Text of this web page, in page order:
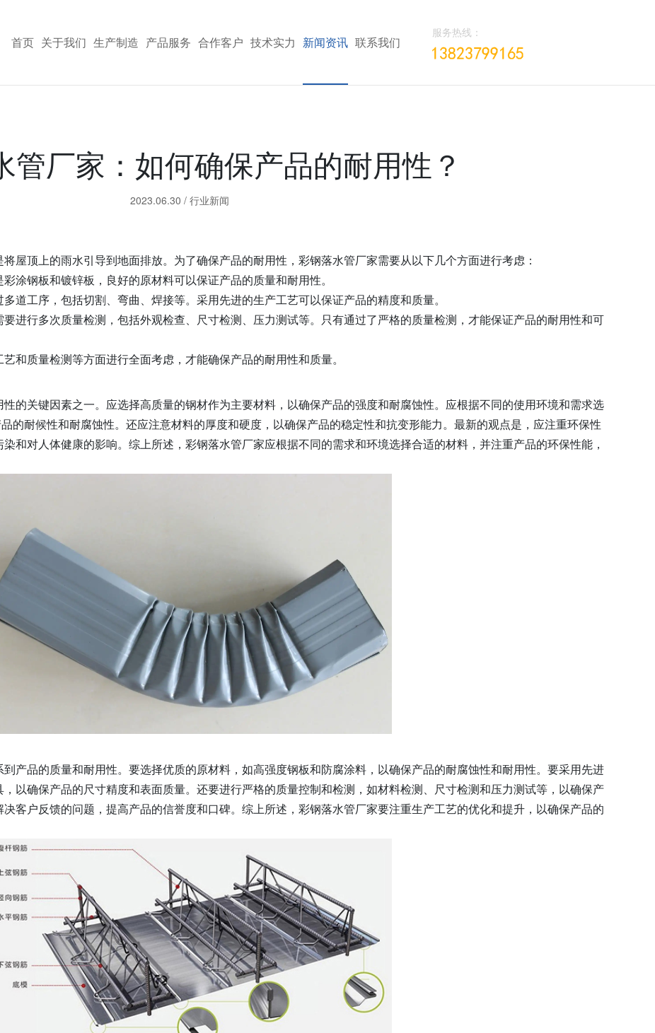
首页 关于我们 生产制造 产品服务 合作客户 技术实力 新闻资讯 联系我们
服务热线：
管厂家：如何确保产品的耐用性？
2023.06.30 / 行业新闻
屋顶上的雨水引导到地面排放。为了确保产品的耐用性，彩钢落水管厂家需要从以下几个方面进行考虑：
涂钢板和镀锌板，良好的原材料可以保证产品的质量和耐用性。
道工序，包括切割、弯曲、焊接等。采用先进的生产工艺可以保证产品的精度和质量。
进行多次质量检测，包括外观检查、尺寸检测、压力测试等。只有通过了严格的质量检测，才能保证产品的耐用性和可
和质量检测等方面进行全面考虑，才能确保产品的耐用性和质量。
的关键因素之一。应选择高质量的钢材作为主要材料，以确保产品的强度和耐腐蚀性。应根据不同的使用环境和需求选
的耐候性和耐腐蚀性。还应注意材料的厚度和硬度，以确保产品的稳定性和抗变形能力。最新的观点是，应注重环保性
和对人体健康的影响。综上所述，彩钢落水管厂家应根据不同的需求和环境选择合适的材料，并注重产品的环保性能，
产品的质量和耐用性。要选择优质的原材料，如高强度钢板和防腐涂料，以确保产品的耐腐蚀性和耐用性。要采用先进
以确保产品的尺寸精度和表面质量。还要进行严格的质量控制和检测，如材料检测、尺寸检测和压力测试等，以确保产
客户反馈的问题，提高产品的信誉度和口碑。综上所述，彩钢落水管厂家要注重生产工艺的优化和提升，以确保产品的